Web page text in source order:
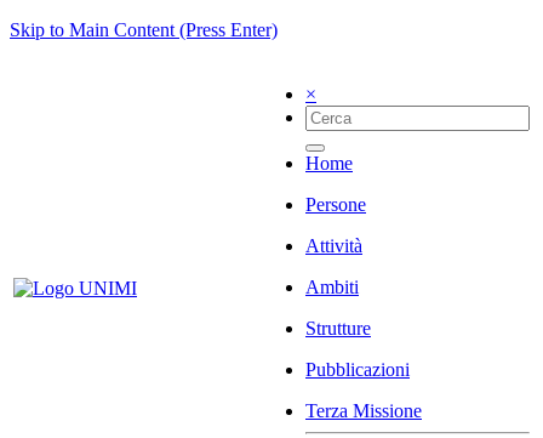
Skip to Main Content (Press Enter)
×
Home
Persone
Attività
Ambiti
Strutture
Pubblicazioni
Terza Missione